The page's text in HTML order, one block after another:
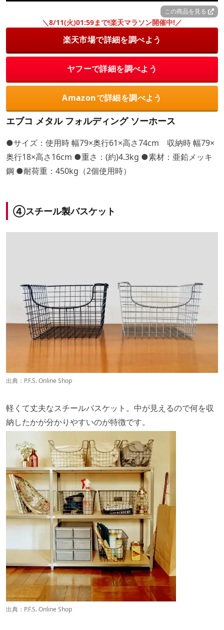
この商品を見る
＼8/11(火)01:59まで!楽天マラソン開催中!／
楽天市場で詳細を調べよう
ヤフーで詳細を調べよう
Amazonで詳細を調べよう
エブコ メタル フォルディング ソーホース
●サイズ：使用時 幅79×奥行61×高さ74cm 収納時 幅79×
奥行18×高さ16cm ●重さ：(約)4.3kg ●素材：亜鉛メッキ
鋼 ●耐荷重：450kg（2個使用時）
④スチール製バスケット
出典： P.F.S. Online Shop
軽くて丈夫なスチールバスケット。中が見えるので何を収
納したかが分かりやすいのが特徴です。
出典： P.F.S. Online Shop